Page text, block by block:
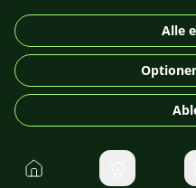
Startseite
Alle